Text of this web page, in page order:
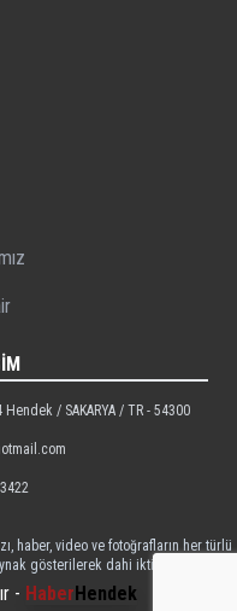
/ SAKARYA / TR - 54300
haber, video ve fotoğrafların her türlü
gösterilerek dahi iktibas edilemez
- HaberHendek